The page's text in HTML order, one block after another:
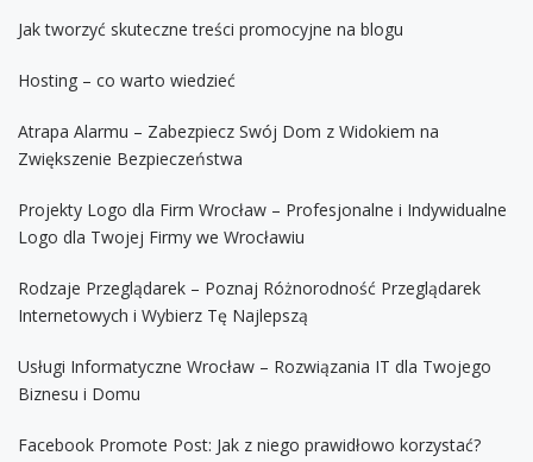
Jak tworzyć skuteczne treści promocyjne na blogu
Hosting – co warto wiedzieć
Atrapa Alarmu – Zabezpiecz Swój Dom z Widokiem na
Zwiększenie Bezpieczeństwa
Projekty Logo dla Firm Wrocław – Profesjonalne i Indywidualne
Logo dla Twojej Firmy we Wrocławiu
Rodzaje Przeglądarek – Poznaj Różnorodność Przeglądarek
Internetowych i Wybierz Tę Najlepszą
Usługi Informatyczne Wrocław – Rozwiązania IT dla Twojego
Biznesu i Domu
Facebook Promote Post: Jak z niego prawidłowo korzystać?